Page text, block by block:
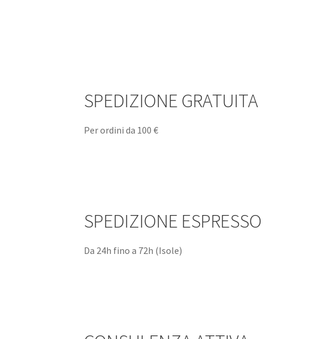
SPEDIZIONE GRATUITA
Per ordini da 100 €
SPEDIZIONE ESPRESSO
Da 24h fino a 72h (Isole)